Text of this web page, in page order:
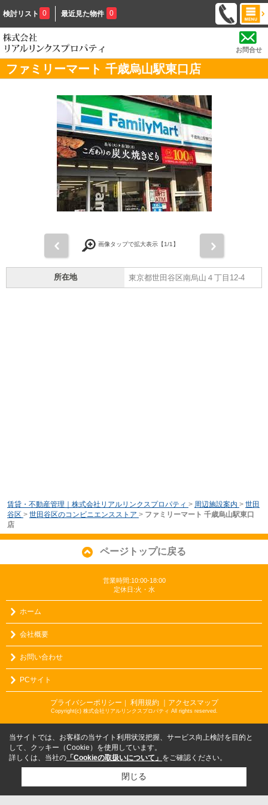
検討リスト 0 最近見た物件 0
お問合せ
ファミリーマート 千歳烏山駅東口店
画像タップで拡大表示【1/1】
所在地 東京都世田谷区南烏山４丁目12-4
賃貸・不動産管理｜株式会社リアルリンクスプロパティ > 周辺施設案内 > 世田
谷区 > 世田谷区のコンビニエンスストア > ファミリーマート 千歳烏山駅東口
店
ページトップに戻る
営業時間:10:00-18:00
定休日:火・水
ホーム
会社概要
お問い合わせ
PCサイト
プライバシーポリシー ｜ 利用規約 ｜アクセスマップ
Copyright(c) 株式会社リアルリンクスプロパティ All rights reserved.
当サイトでは、お客様の当サイト利用状況把握、サービス向上検討を目的と
して、クッキー（Cookie）を使用しています。
詳しくは、当社の 「Cookieの取扱いについて」 をご確認ください。
閉じる